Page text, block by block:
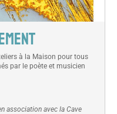
à la Maison pour tous
par le poète et musicien
association avec la Cave